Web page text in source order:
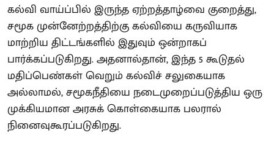
கல்வி வாய்ப்பில் இருந்த ஏற்றத்தாழ்வை குறைத்து,
சமூக முன்னேற்றத்திற்கு கல்வியை கருவியாக
மாற்றிய திட்டங்களில் இதுவும் ஒன்றாகப்
பார்க்கப்படுகிறது. அதனால்தான், இந்த 5 கூடுதல்
மதிப்பெண்கள் வெறும் கல்விச் சலுகையாக
அல்லாமல், சமூகநீதியை நடைமுறைப்படுத்திய ஒரு
முக்கியமான அரசுக் கொள்கையாக பலரால்
நினைவுகூரப்படுகிறது.